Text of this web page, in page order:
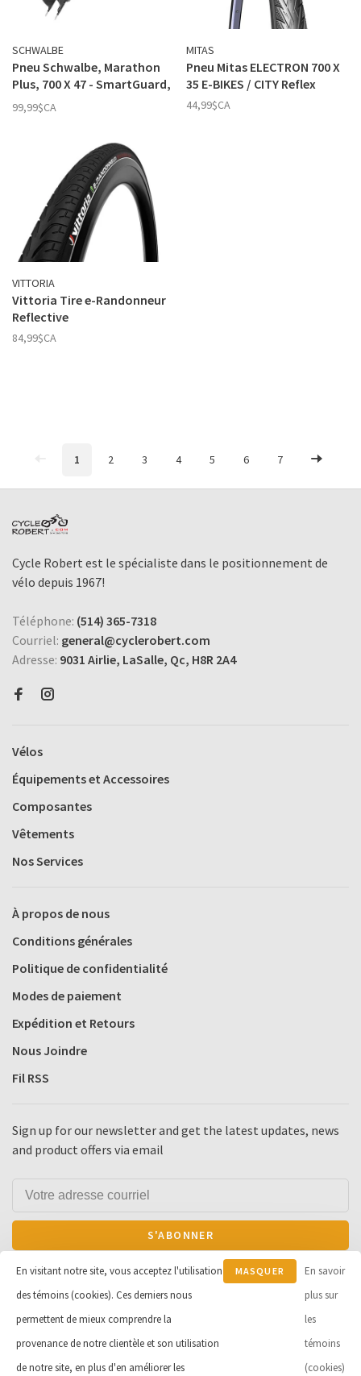
SCHWALBE
Pneu Schwalbe, Marathon
Plus, 700 X 47 - SmartGuard,
Noir
99,99$CA
MITAS
Pneu Mitas ELECTRON 700 X
35 E-BIKES / CITY Reflex
44,99$CA
VITTORIA
Vittoria Tire e-Randonneur
Reflective
84,99$CA
1 2 3 4 5 6 7
Cycle Robert est le spécialiste dans le positionnement de
vélo depuis 1967!
Téléphone: (514) 365-7318
Courriel: general@cyclerobert.com
Adresse: 9031 Airlie, LaSalle, Qc, H8R 2A4
Vélos
Équipements et Accessoires
Composantes
Vêtements
Nos Services
À propos de nous
Conditions générales
Politique de confidentialité
Modes de paiement
Expédition et Retours
Nous Joindre
Fil RSS
Sign up for our newsletter and get the latest updates, news
and product offers via email
S'ABONNER
By signing up, you agree to our Privacy Policy.
© Copyright 2026 Cycle et Sports
En visitant notre site, vous acceptez l'utilisation
des témoins (cookies). Ces derniers nous
permettent de mieux comprendre la
provenance de notre clientèle et son utilisation
de notre site, en plus d'en améliorer les
MASQUER
En savoir
plus sur
les
témoins
(cookies)